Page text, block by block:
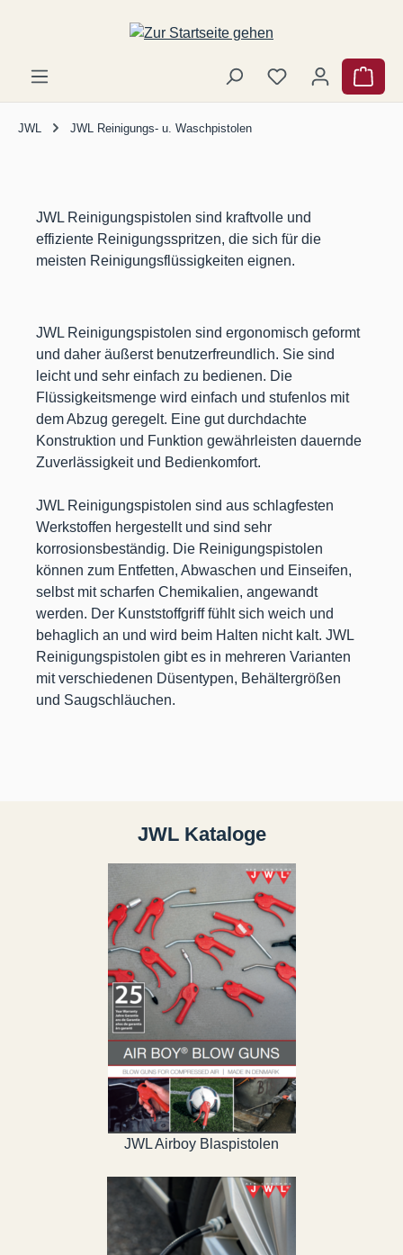
Zum Hauptinhalt springen
JWL JWL Reinigungs- u. Waschpistolen
JWL Reinigungspistolen sind kraftvolle und
effiziente Reinigungsspritzen, die sich für die
meisten Reinigungsflüssigkeiten eignen.
JWL Reinigungspistolen sind ergonomisch geformt
und daher äußerst benutzerfreundlich. Sie sind
leicht und sehr einfach zu bedienen. Die
Flüssigkeitsmenge wird einfach und stufenlos mit
dem Abzug geregelt. Eine gut durchdachte
Konstruktion und Funktion gewährleisten dauernde
Zuverlässigkeit und Bedienkomfort.
JWL Reinigungspistolen sind aus schlagfesten
Werkstoffen hergestellt und sind sehr
korrosionsbeständig. Die Reinigungspistolen
können zum Entfetten, Abwaschen und Einseifen,
selbst mit scharfen Chemikalien, angewandt
werden. Der Kunststoffgriff fühlt sich weich und
behaglich an und wird beim Halten nicht kalt. JWL
Reinigungspistolen gibt es in mehreren Varianten
mit verschiedenen Düsentypen, Behältergrößen
und Saugschläuchen.
JWL Kataloge
JWL Airboy Blaspistolen